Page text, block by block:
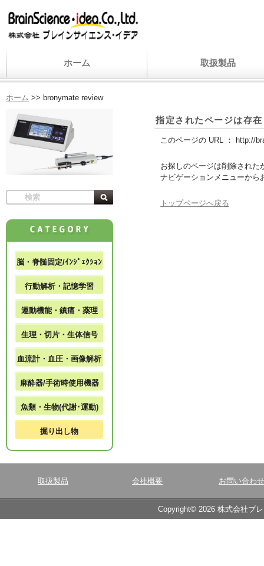
ホーム 取扱製品
ホーム >> bronymate review
指定されたページは存
このページの URL ： http://
お探しのページは削除された
ナビゲーションメニューから
トップページへ戻る
脳・脊髄固定/ｲﾝｼﾞｪｸｼｮﾝ
行動解析・記憶学習
運動機能・鎮痛・薬理
生理・切片・生体信号
血流計・血圧・画像解析
麻酔器/手術時使用機器
魚類・生物(代謝･運動)
掘り出し物
取扱製品 会社概要 お問い合わせ
Copyright© 2026 株式会社ブ